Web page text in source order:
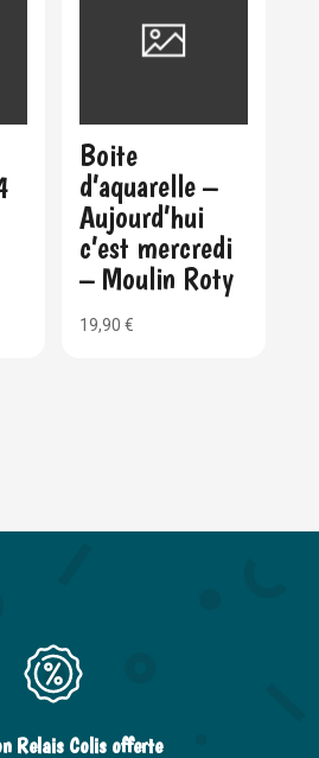
Boite
d’aquarelle –
Aujourd’hui
c’est mercredi
– Moulin Roty
19,90€
Relais Colis offerte